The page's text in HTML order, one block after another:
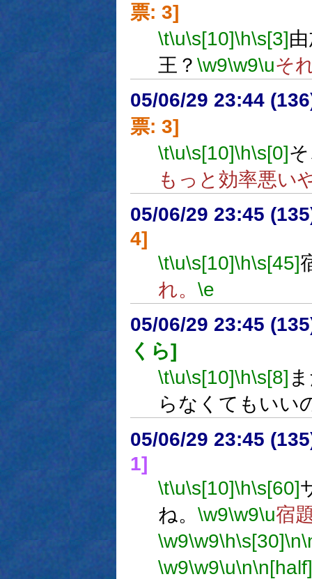
票: 3]
\t\u\s[10]\h\s[3]
王？ \w9\w9\uそ
05/06/29 23:44
票: 3]
\t\u\s[10]\h\s[0]
もっと効率悪い
05/06/29 23:45
4]
\t\u\s[10]\h\s[45]
れ。 \e
05/06/29 23:45
くら]
\t\u\s[10]\h\s[8]
らなくてもいい
05/06/29 23:45
1]
\t\u\s[10]\h\s[60]
ね。 \w9\w9\u宿
\w9\w9\h\s[30]\n
\w9\w9\u\n\n[half]